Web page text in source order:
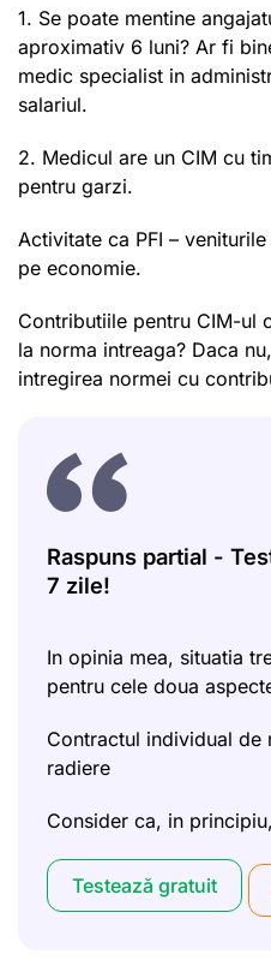
1. Se poate mentine
aproximativ 6 luni? Ar fi
medic specialist in
salariul.
2. Medicul are un CIM cu
pentru garzi.
Activitate ca PFI –
pe economie.
Contributiile pentru CIM-ul
la norma intreaga? Daca
intregirea normei cu
Raspuns partial -
7 zile!
In opinia mea, situatia
pentru cele doua
Contractul individual de
radiere
Consider ca, in
Testează gratuit